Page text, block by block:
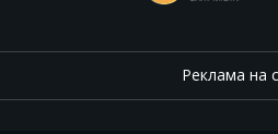
Реклама на